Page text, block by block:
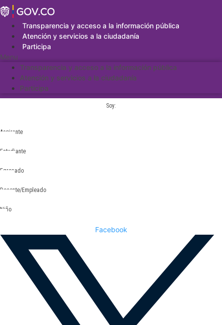
Saltar
al
contenidoTransparencia y acceso a la información pública
Atención y servicios a la ciudadanía
Participa
Menu
Transparencia y acceso a la información pública
Atención y servicios a la ciudadanía
Participa
Soy:
Aspirante
Estudiante
Egresado
Docente/Empleado
Niño
Facebook